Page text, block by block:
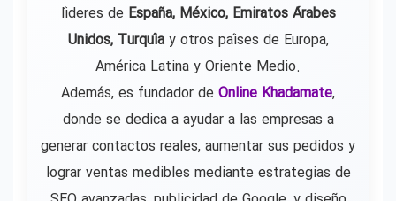
líderes de España, México, Emiratos Árabes
Unidos, Turquíay otros países de Europa,
América Latina y Oriente Medio.
Además, es fundador de Online Khadamate,
donde se dedica a ayudar a las empresas a
generar contactos reales, aumentar sus pedidos y
lograr ventas medibles mediante estrategias de